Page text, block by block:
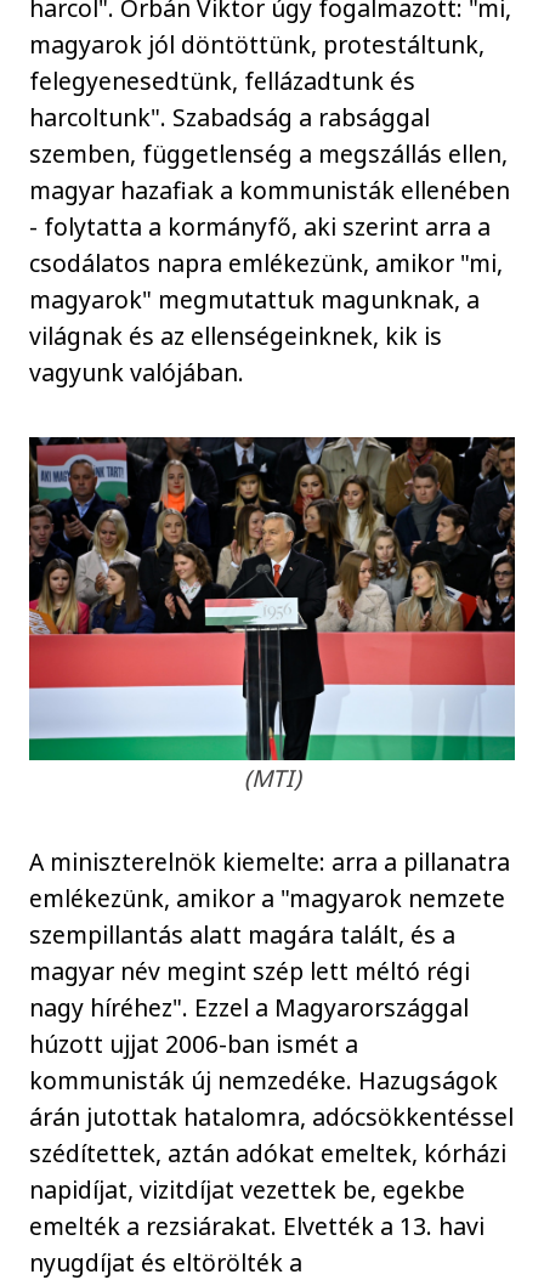
harcol". Orbán Viktor úgy fogalmazott: "mi,
magyarok jól döntöttünk, protestáltunk,
felegyenesedtünk, fellázadtunk és
harcoltunk". Szabadság a rabsággal
szemben, függetlenség a megszállás ellen,
magyar hazafiak a kommunisták ellenében
- folytatta a kormányfő, aki szerint arra a
csodálatos napra emlékezünk, amikor "mi,
magyarok" megmutattuk magunknak, a
világnak és az ellenségeinknek, kik is
vagyunk valójában.
(MTI)
A miniszterelnök kiemelte: arra a pillanatra
emlékezünk, amikor a "magyarok nemzete
szempillantás alatt magára talált, és a
magyar név megint szép lett méltó régi
nagy híréhez". Ezzel a Magyarországgal
húzott ujjat 2006-ban ismét a
kommunisták új nemzedéke. Hazugságok
árán jutottak hatalomra, adócsökkentéssel
szédítettek, aztán adókat emeltek, kórházi
napidíjat, vizitdíjat vezettek be, egekbe
emelték a rezsiárakat. Elvették a 13. havi
nyugdíjat és eltörölték a